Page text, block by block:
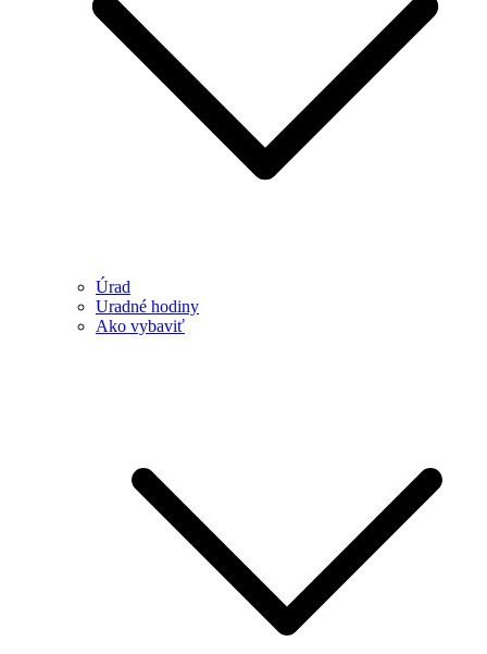
Úrad
Uradné hodiny
Ako vybaviť